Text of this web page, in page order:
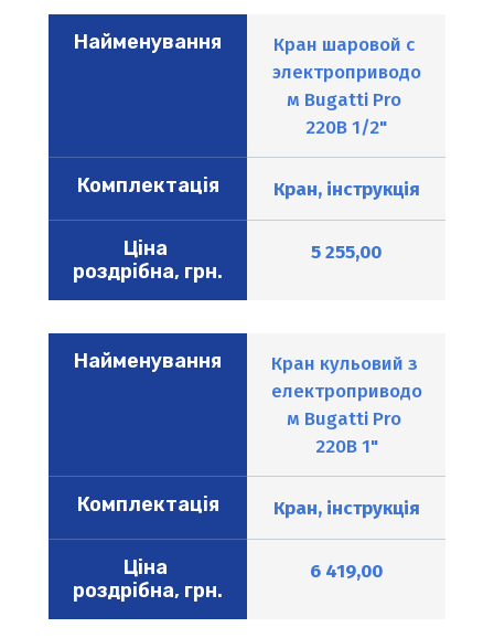
Найменування
Кран шаровой с
электроприводо
м Bugatti Pro
220B 1/2"
Комплектація Кран, інструкція
Ціна
роздрібна, грн.
5 255,00
Найменування
Кран кульовий з
електроприводо
м Bugatti Pro
220B 1"
Комплектація Кран, інструкція
Ціна
роздрібна, грн.
6 419,00